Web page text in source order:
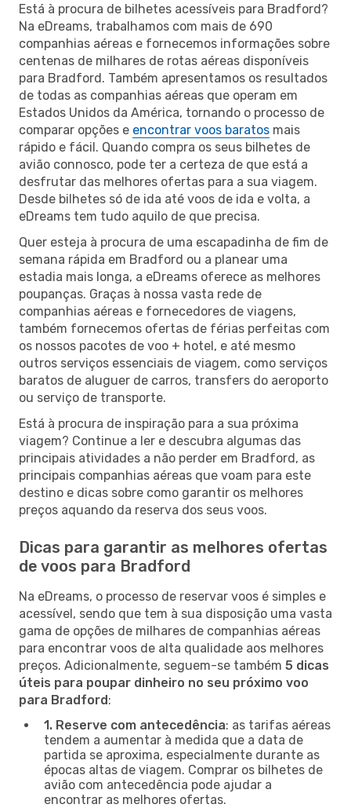
Está à procura de bilhetes acessíveis para Bradford?
Na eDreams, trabalhamos com mais de 690
companhias aéreas e fornecemos informações sobre
centenas de milhares de rotas aéreas disponíveis
para Bradford. Também apresentamos os resultados
de todas as companhias aéreas que operam em
Estados Unidos da América, tornando o processo de
comparar opções e encontrar voos baratos mais
rápido e fácil. Quando compra os seus bilhetes de
avião connosco, pode ter a certeza de que está a
desfrutar das melhores ofertas para a sua viagem.
Desde bilhetes só de ida até voos de ida e volta, a
eDreams tem tudo aquilo de que precisa.
Quer esteja à procura de uma escapadinha de fim de
semana rápida em Bradford ou a planear uma
estadia mais longa, a eDreams oferece as melhores
poupanças. Graças à nossa vasta rede de
companhias aéreas e fornecedores de viagens,
também fornecemos ofertas de férias perfeitas com
os nossos pacotes de voo + hotel, e até mesmo
outros serviços essenciais de viagem, como serviços
baratos de aluguer de carros, transfers do aeroporto
ou serviço de transporte.
Está à procura de inspiração para a sua próxima
viagem? Continue a ler e descubra algumas das
principais atividades a não perder em Bradford, as
principais companhias aéreas que voam para este
destino e dicas sobre como garantir os melhores
preços aquando da reserva dos seus voos.
Dicas para garantir as melhores ofertas
de voos para Bradford
Na eDreams, o processo de reservar voos é simples e
acessível, sendo que tem à sua disposição uma vasta
gama de opções de milhares de companhias aéreas
para encontrar voos de alta qualidade aos melhores
preços. Adicionalmente, seguem-se também 5 dicas
úteis para poupar dinheiro no seu próximo voo
para Bradford:
1. Reserve com antecedência: as tarifas aéreas
tendem a aumentar à medida que a data de
partida se aproxima, especialmente durante as
épocas altas de viagem. Comprar os bilhetes de
avião com antecedência pode ajudar a
encontrar as melhores ofertas.